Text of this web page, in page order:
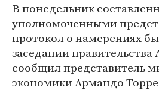
В понедельник
уполномоченными
протокол о намерениях
заседании правительства
сообщил представитель
экономики Армандо